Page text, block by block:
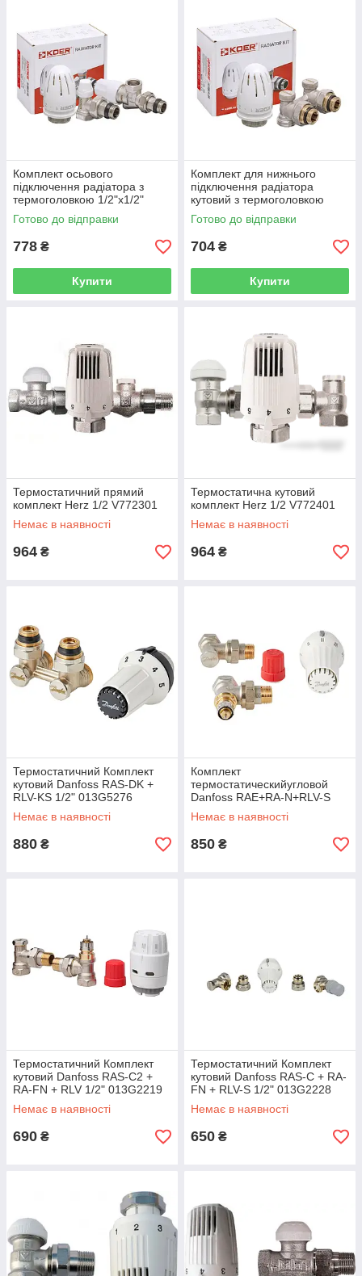
Комплект осьового
підключення радіатора з
термоголовкою 1/2"x1/2"
KOER SET-13 - KR3176
Готово до відправки
778 ₴
Купити
Комплект для нижнього
підключення радіатора
кутовий з термоголовкою
1/2"x3/4" KOER SET-21 -
KR3173
Готово до відправки
704 ₴
Купити
Термостатичний прямий
комплект Herz 1/2 V772301
Немає в наявності
964 ₴
Термостатична кутовий
комплект Herz 1/2 V772401
Немає в наявності
964 ₴
Термостатичний Комплект
кутовий Danfoss RAS-DK +
RLV-KS 1/2" 013G5276
Немає в наявності
880 ₴
Комплект
термостатическийугловой
Danfoss RAE+RA-N+RLV-S
1/2" 013G5173
Немає в наявності
850 ₴
Термостатичний Комплект
кутовий Danfoss RAS-C2 +
RA-FN + RLV 1/2" 013G2219
Немає в наявності
690 ₴
Термостатичний Комплект
кутовий Danfoss RAS-C + RA-
FN + RLV-S 1/2" 013G2228
Немає в наявності
650 ₴